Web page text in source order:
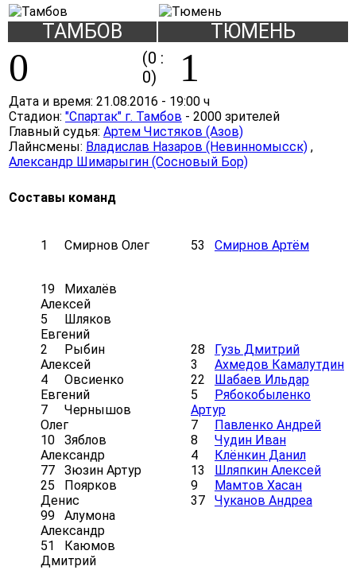
ТАМБОВ ТЮМЕНЬ
0
(0 :
0)
1
Дата и время: 21.08.2016 - 19:00 ч
Стадион: "Спартак" г. Тамбов - 2000 зрителей
Главный судья: Артем Чистяков (Азов)
Лайнсмены: Владислав Назаров (Невинномысск) ,
Александр Шимарыгин (Сосновый Бор)
Составы команд
1 Смирнов Олег 53 Смирнов Артём
19
Михалёв
Алексей
5
Шляков
Евгений
2
Рыбин
Алексей
4
Овсиенко
Евгений
7
Чернышов
Олег
10
Зяблов
Александр
77
Зюзин Артур
25
Поярков
Денис
99
Алумона
Александр
51
Каюмов
Дмитрий
28
Гузь Дмитрий
3
Ахмедов Камалутдин
22
Шабаев Ильдар
5
Рябокобыленко
Артур
7
Павленко Андрей
8
Чудин Иван
4
Клёнкин Данил
13
Шляпкин Алексей
9
Мамтов Хасан
37
Чуканов Андреа